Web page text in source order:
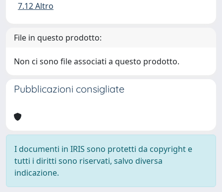
7.12 Altro
File in questo prodotto:
Non ci sono file associati a questo prodotto.
Pubblicazioni consigliate
I documenti in IRIS sono protetti da copyright e
tutti i diritti sono riservati, salvo diversa
indicazione.